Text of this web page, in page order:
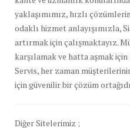
yaklaşımımız, hızlı
odaklı hizmet anlayışımızla,
artırmak için çalışmaktayız.
karşılamak ve hatta aşmak
Servis, her zaman
için güvenilir bir çözüm
Diğer Sitelerimiz ;